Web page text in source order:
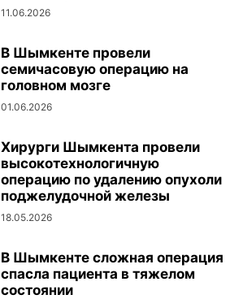
11.06.2026
В Шымкенте провели
семичасовую операцию на
головном мозге
01.06.2026
Хирурги Шымкента провели
высокотехнологичную
операцию по удалению опухоли
поджелудочной железы
18.05.2026
В Шымкенте сложная операция
спасла пациента в тяжелом
состоянии